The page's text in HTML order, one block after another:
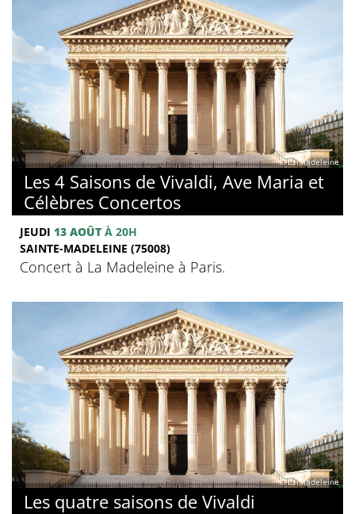
© La Madeleine
Les 4 Saisons de Vivaldi, Ave Maria et
Célèbres Concertos
JEUDI 13 AOÛT À 20H
SAINTE-MADELEINE (75008)
Concert à La Madeleine à Paris.
© La Madeleine
Les quatre saisons de Vivaldi